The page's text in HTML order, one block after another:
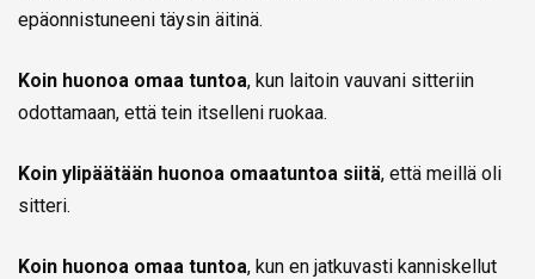
epäonnistuneeni täysin äitinä.
Koin huonoa omaa tuntoa, kun laitoin vauvani sitteriin
odottamaan, että tein itselleni ruokaa.
Koin ylipäätään huonoa omaatuntoa siitä, että meillä oli
sitteri.
Koin huonoa omaa tuntoa, kun en jatkuvasti kanniskellut